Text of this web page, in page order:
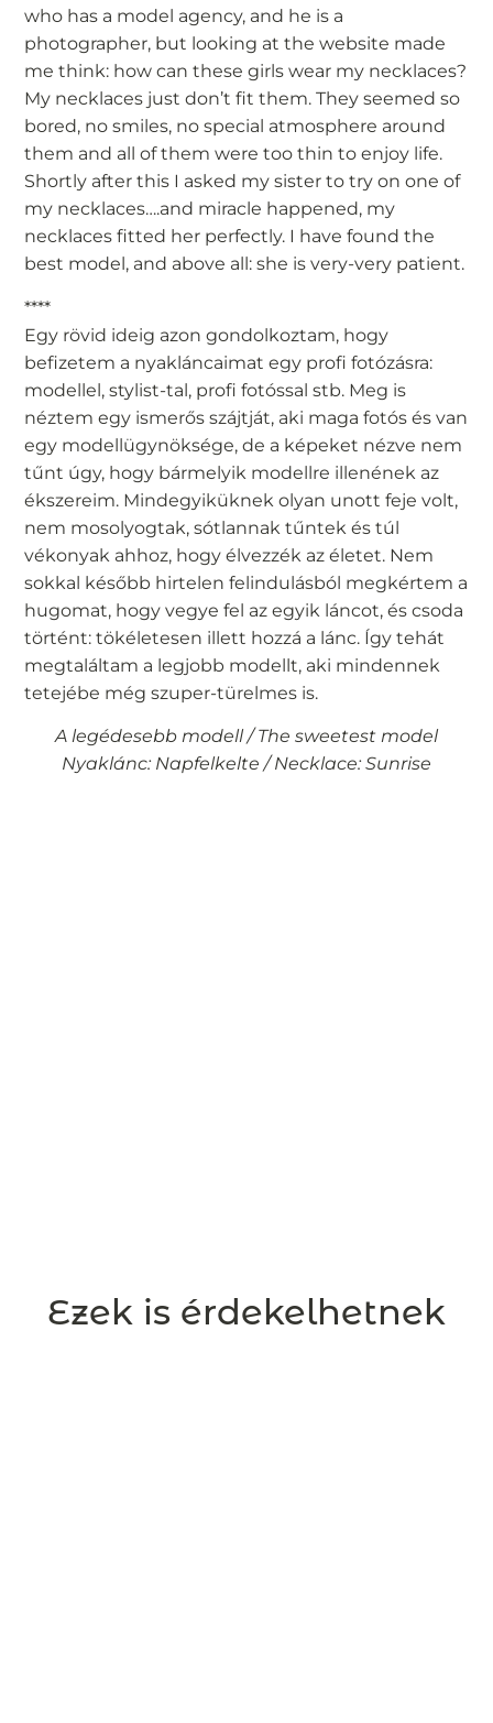
who has a model agency, and he is a
photographer, but looking at the website made
me think: how can these girls wear my necklaces?
My necklaces just don’t fit them. They seemed so
bored, no smiles, no special atmosphere around
them and all of them were too thin to enjoy life.
Shortly after this I asked my sister to try on one of
my necklaces….and miracle happened, my
necklaces fitted her perfectly. I have found the
best model, and above all: she is very-very patient.
****
Egy rövid ideig azon gondolkoztam, hogy
befizetem a nyakláncaimat egy profi fotózásra:
modellel, stylist-tal, profi fotóssal stb. Meg is
néztem egy ismerős szájtját, aki maga fotós és van
egy modellügynöksége, de a képeket nézve nem
tűnt úgy, hogy bármelyik modellre illenének az
ékszereim. Mindegyiküknek olyan unott feje volt,
nem mosolyogtak, sótlannak tűntek és túl
vékonyak ahhoz, hogy élvezzék az életet. Nem
sokkal később hirtelen felindulásból megkértem a
hugomat, hogy vegye fel az egyik láncot, és csoda
történt: tökéletesen illett hozzá a lánc. Így tehát
megtaláltam a legjobb modellt, aki mindennek
tetejébe még szuper-türelmes is.
A legédesebb modell / The sweetest model
Nyaklánc: Napfelkelte / Necklace: Sunrise
Ezek is érdekelhetnek